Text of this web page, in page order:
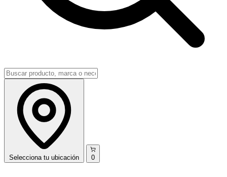
Selecciona tu ubicación 0